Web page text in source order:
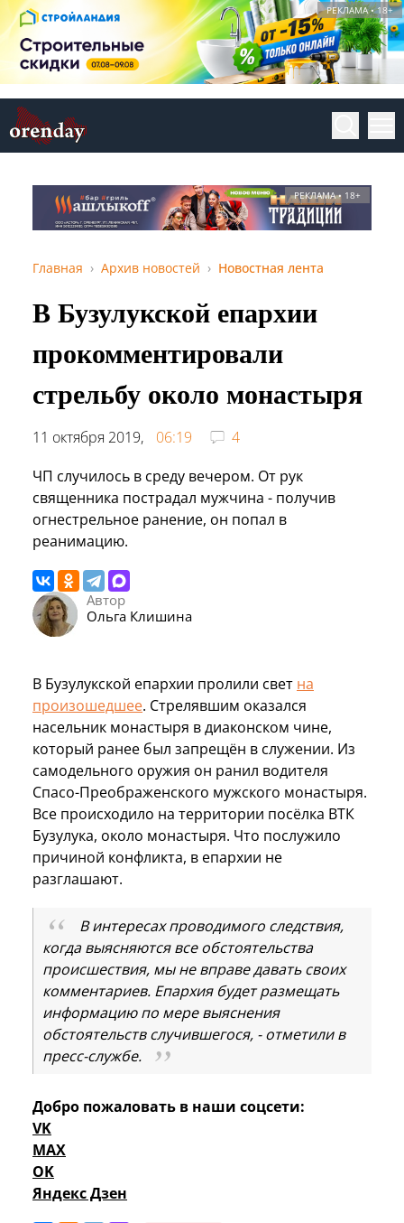
РЕКЛАМА • 18+
РЕКЛАМА • 18+
Главная Архив новостей Новостная лента
В Бузулукской епархии
прокомментировали
стрельбу около монастыря
11 октября 2019, 06:19
4
ЧП случилось в среду вечером. От рук
священника пострадал мужчина - получив
огнестрельное ранение, он попал в
реанимацию.
Автор
Ольга Клишина
В Бузулукской епархии пролили свет на
произошедшее. Стрелявшим оказался
насельник монастыря в диаконском чине,
который ранее был запрещён в служении. Из
самодельного оружия он ранил водителя
Спасо-Преображенского мужского монастыря.
Все происходило на территории посёлка ВТК
Бузулука, около монастыря. Что послужило
причиной конфликта, в епархии не
разглашают.
В интересах проводимого следствия,
когда выясняются все обстоятельства
происшествия, мы не вправе давать своих
комментариев. Епархия будет размещать
информацию по мере выяснения
обстоятельств случившегося, - отметили в
пресс-службе.
Добро пожаловать в наши соцсети:
VK
MAX
OK
Яндекс Дзен